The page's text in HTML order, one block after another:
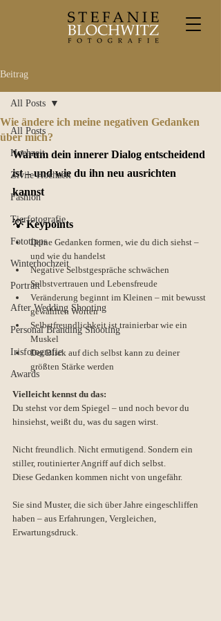
Beitrag
All Posts
Hochzeit
Zivile Hochzeit
Fashion
Tierfotografie
Fototipps
Winterhochzeit
Portrait
After Wedding Shooting
Personal Branding Shooting
Irisfotografie
Awards
All Posts
Wie ändere ich meine negativen Gedanken
über mich?
Warum dein innerer Dialog entscheidend
ist – und wie du ihn neu ausrichten
kannst
💡 Keypoints
Deine Gedanken formen, wie du dich siehst –
und wie du handelst
Negative Selbstgespräche schwächen
Selbstvertrauen und Lebensfreude
Veränderung beginnt im Kleinen – mit bewusst
gewählten Worten
Selbstfreundlichkeit ist trainierbar wie ein
Muskel
Der Blick auf dich selbst kann zu deiner
größten Stärke werden
Vielleicht kennst du das:
Du stehst vor dem Spiegel – und noch bevor du
hinsiehst, weißt du, was du sagen wirst.
Nicht freundlich. Nicht ermutigend. Sondern ein
stiller, routinierter Angriff auf dich selbst.
Diese Gedanken kommen nicht von ungefähr.
Sie sind Muster, die sich über Jahre eingeschliffen
haben – aus Erfahrungen, Vergleichen,
Erwartungsdruck.